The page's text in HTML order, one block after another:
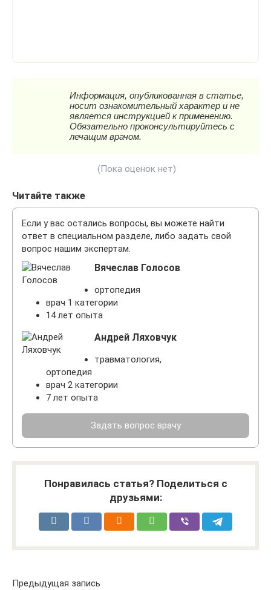
(Пока оценок нет)
Читайте также
Если у вас остались вопросы, вы можете найти
ответ в специальном разделе, либо задать свой
вопрос нашим экспертам.
Вячеслав Голосов
ортопедия
врач 1 категории
14 лет опыта
Андрей Ляховчук
травматология,
ортопедия
врач 2 категории
7 лет опыта
Задать вопрос врачу
Понравилась статья? Поделиться с
друзьями:
Предыдущая запись